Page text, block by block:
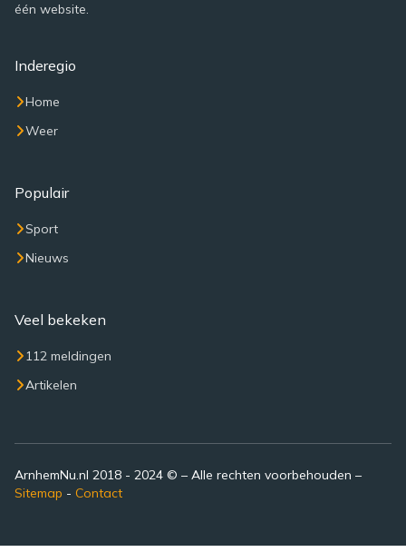
één website.
Inderegio
Home
Weer
Populair
Sport
Nieuws
Veel bekeken
112 meldingen
Artikelen
ArnhemNu.nl 2018 - 2024 © – Alle rechten voorbehouden –
Sitemap - Contact